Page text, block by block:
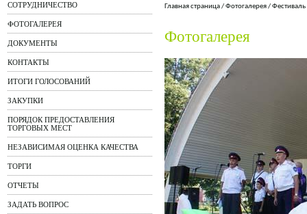
СОТРУДНИЧЕСТВО
ФОТОГАЛЕРЕЯ
ДОКУМЕНТЫ
КОНТАКТЫ
ИТОГИ ГОЛОСОВАНИЙ
ЗАКУПКИ
ПОРЯДОК ПРЕДОСТАВЛЕНИЯ
ТОРГОВЫХ МЕСТ
НЕЗАВИСИМАЯ ОЦЕНКА КАЧЕСТВА
ТОРГИ
ОТЧЕТЫ
ЗАДАТЬ ВОПРОС
Главная страница/Фотогалерея/
Фотогалерея